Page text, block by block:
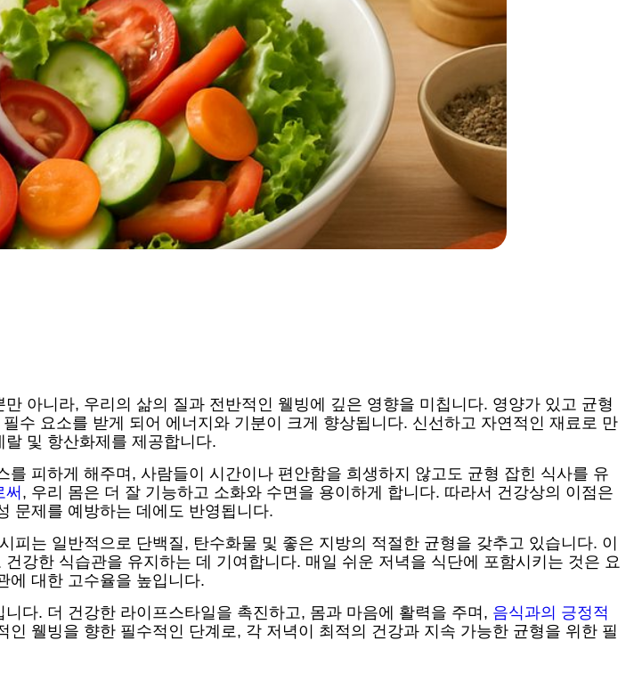
아니라, 우리의 삶의 질과 전반적인 웰빙에 깊은 영향을 미칩니다. 영양가 있고 균형
수 요소를 받게 되어 에너지와 기분이 크게 향상됩니다. 신선하고 자연적인 재료로 만
및 항산화제를 제공합니다.
피하게 해주며, 사람들이 시간이나 편안함을 희생하지 않고도 균형 잡힌 식사를 유
, 우리 몸은 더 잘 기능하고 소화와 수면을 용이하게 합니다. 따라서 건강상의 이점은
문제를 예방하는 데에도 반영됩니다.
는 일반적으로 단백질, 탄수화물 및 좋은 지방의 적절한 균형을 갖추고 있습니다. 이
강한 식습관을 유지하는 데 기여합니다. 매일 쉬운 저녁을 식단에 포함시키는 것은 요
에 대한 고수율을 높입니다.
다. 더 건강한 라이프스타일을 촉진하고, 몸과 마음에 활력을 주며, 음식과의 긍정적
인 웰빙을 향한 필수적인 단계로, 각 저녁이 최적의 건강과 지속 가능한 균형을 위한 필